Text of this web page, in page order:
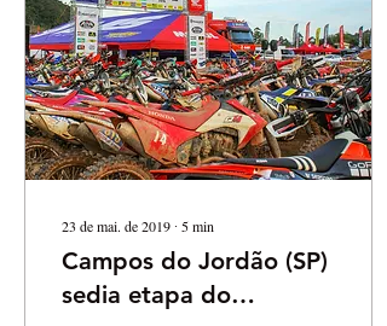
23 de mai. de 2019 ∙ 5min
Campos do Jordão (SP)
sedia etapa do